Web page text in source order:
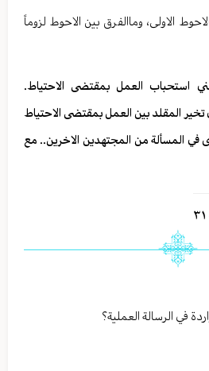
الاولى، وماالفرق بين الاحوط لزوماً
استحباب العمل بمقتضى الاحتياط.
تخير المقلد بين العمل بمقتضى الاحتياط
في المسألة من المجتهدين الاخرين.. مع
في الرسالة العملية؟